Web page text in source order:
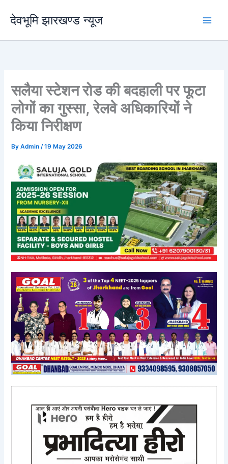
content
देवभूमि झारखण्ड न्यूज
सलैया स्टेशन रोड की बदहाली पर फूटा
लोगों का गुस्सा, रेलवे अधिकारियों ने
किया निरीक्षण
ByAdmin/19 May 2026